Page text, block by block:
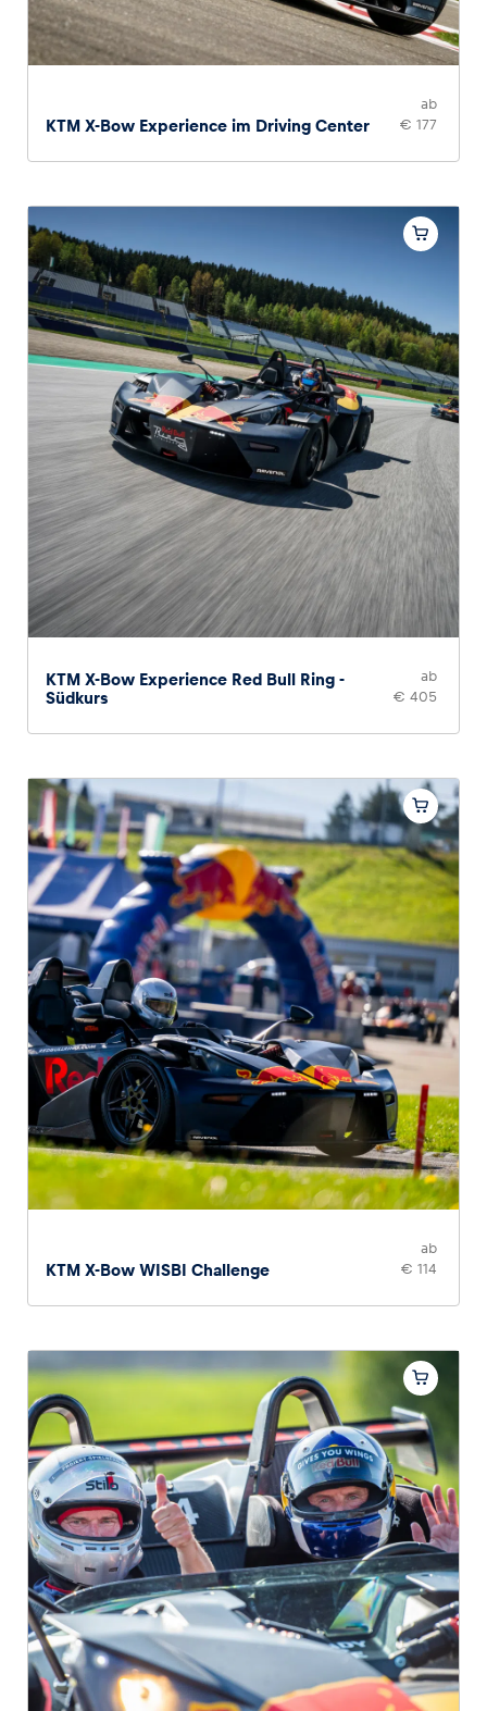
KTM X-Bow Experience im Driving Center
ab
€ 177
KTM X-Bow Experience Red Bull Ring -
Südkurs
ab
€ 405
KTM X-Bow WISBI Challenge
ab
€ 114